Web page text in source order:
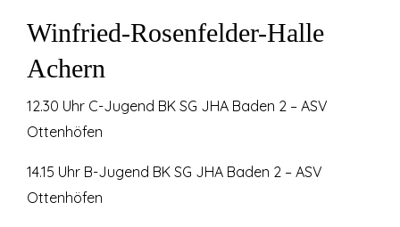
Winfried-Rosenfelder-Halle
Achern
12.30 Uhr C-Jugend BK SG JHA Baden 2 – ASV
Ottenhöfen
14.15 Uhr B-Jugend BK SG JHA Baden 2 – ASV
Ottenhöfen